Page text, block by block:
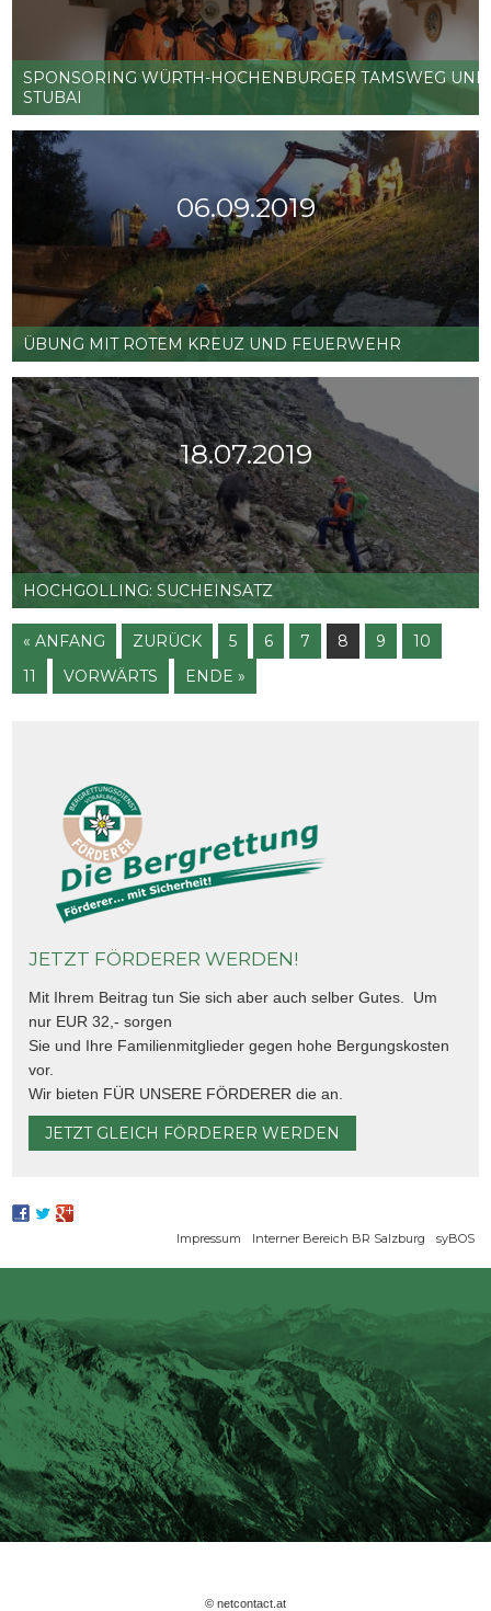
SPONSORING WÜRTH-HOCHENBURGER TAMSWEG UND
STUBAI
Weiterlesen … Sponsoring
Würth-
Hochenburger
Tamsweg
Stubai
06.09.2019
ÜBUNG MIT ROTEM KREUZ UND FEUERWEHR
Weiterlesen …Übung
mit
Rotem
Kreuz
Feuerwehr
18.07.2019
HOCHGOLLING: SUCHEINSATZ
Weiterlesen … Hochgolling:
« ANFANG ZURÜCK 5 6 7 8 9
10
11
VORWÄRTS ENDE »
JETZT FÖRDERER WERDEN!
Mit Ihrem Beitrag tun Sie sich aber auch selber Gutes. Um
nur EUR 32,- sorgen
Sie und Ihre Familienmitglieder gegen hohe Bergungskosten
vor.
Wir bieten FÜR UNSERE FÖRDERER die an.
JETZT GLEICH FÖRDERER WERDEN
Impressum Interner Bereich BR Salzburg syBOS
© netcontact.at